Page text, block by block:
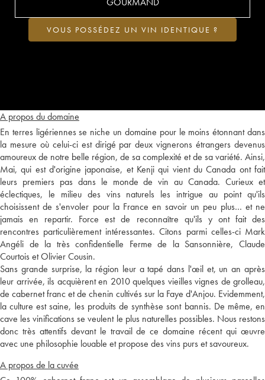
A propos du domaine
En terres ligériennes se niche un domaine pour le moins étonnant dans
la mesure où celui-ci est dirigé par deux vignerons étrangers devenus
amoureux de notre belle région, de sa complexité et de sa variété. Ainsi,
Mai, qui est d'origine japonaise, et Kenji qui vient du Canada ont fait
leurs premiers pas dans le monde de vin au Canada. Curieux et
éclectiques, le milieu des vins naturels les intrigue au point qu'ils
choisissent de s'envoler pour la France en savoir un peu plus… et ne
jamais en repartir. Force est de reconnaître qu'ils y ont fait des
rencontres particulièrement intéressantes. Citons parmi celles-ci Mark
Angéli de la très confidentielle Ferme de la Sansonnière, Claude
Courtois et Olivier Cousin.
Sans grande surprise, la région leur a tapé dans l'œil et, un an après
leur arrivée, ils acquièrent en 2010 quelques vieilles vignes de grolleau,
de cabernet franc et de chenin cultivés sur la Faye d'Anjou. Evidemment,
la culture est saine, les produits de synthèse sont bannis. De même, en
cave les vinifications se veulent le plus naturelles possibles. Nous restons
donc très attentifs devant le travail de ce domaine récent qui œuvre
avec une philosophie louable et propose des vins purs et savoureux.
A propos de la cuvée
VOUS POSSÉDEZ UN VIN IDENTIQUE ?